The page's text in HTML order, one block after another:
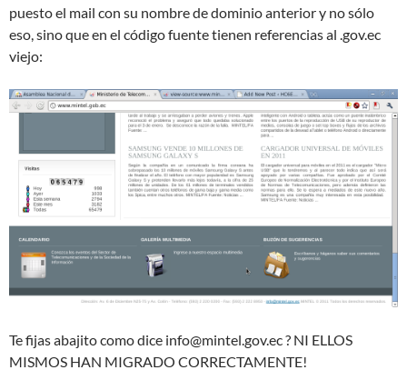
puesto el mail con su nombre de dominio anterior y no sólo
eso, sino que en el código fuente tienen referencias al .gov.ec
viejo:
Te fijas abajito como dice info@mintel.gov.ec? NI ELLOS
MISMOS HAN MIGRADO CORRECTAMENTE!